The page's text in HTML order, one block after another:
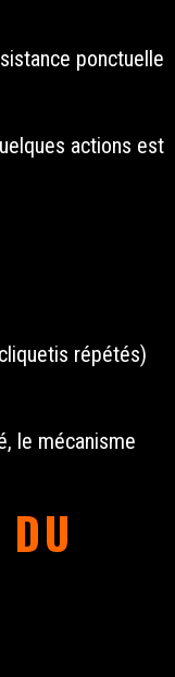
ponctuelle
actions est
répétés)
le mécanisme